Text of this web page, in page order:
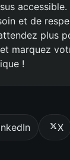
et de
plus
marquez
!
X